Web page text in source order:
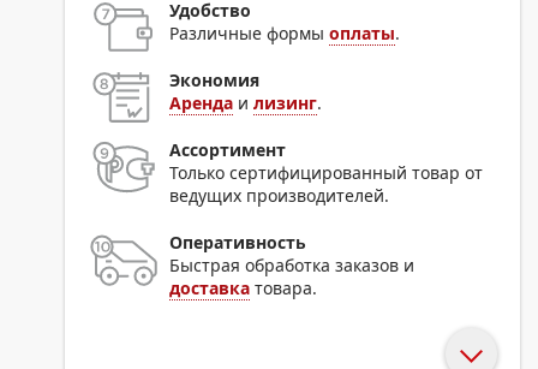
Удобство
Различные формыоплаты.
Экономия
Аренда илизинг.
Ассортимент
Только сертифицированный товар от
ведущих производителей.
Оперативность
Быстрая обработка заказов и
доставка товара.